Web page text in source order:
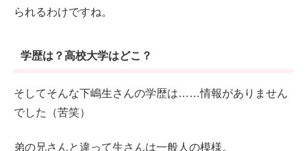
られるわけですね。
学歴は？高校大学はどこ？
そしてそんな下嶋生さんの学歴は……情報がありません
でした（苦笑）
弟の兄さんと違って生さんは一般人の模様。